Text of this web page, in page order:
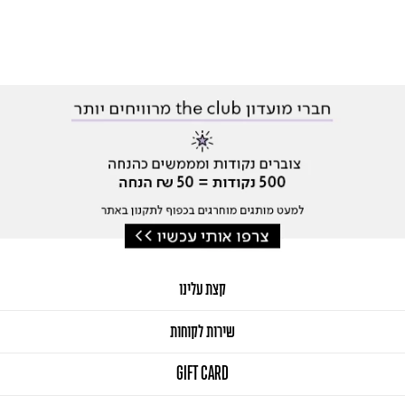
קצת עלינו
שירות לקוחות
GIFT CARD